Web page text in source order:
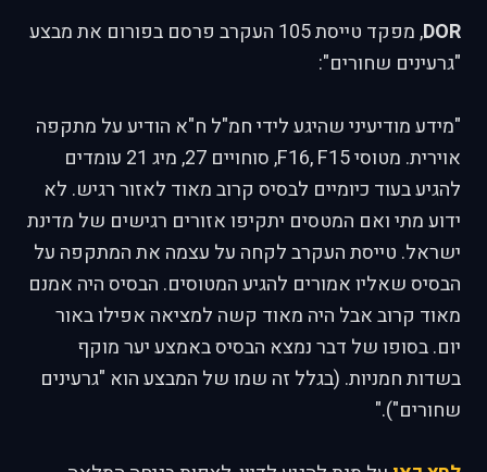
DOR
, מפקד טייסת 105 העקרב פרסם בפורום את מבצע
"גרעינים שחורים":
"מידע מודיעיני שהיגע לידי חמ"ל ח"א הודיע על מתקפה
אוירית. מטוסי F16, F15, סוחויים 27, מיג 21 עומדים
להגיע בעוד כיומיים לבסיס קרוב מאוד לאזור רגיש. לא
ידוע מתי ואם המטסים יתקיפו אזורים רגישים של מדינת
ישראל. טייסת העקרב לקחה על עצמה את המתקפה על
הבסיס שאליו אמורים להגיע המטוסים. הבסיס היה אמנם
מאוד קרוב אבל היה מאוד קשה למציאה אפילו באור
יום. בסופו של דבר נמצא הבסיס באמצע יער מוקף
בשדות חמניות. (בגלל זה שמו של המבצע הוא "גרעינים
שחורים")."